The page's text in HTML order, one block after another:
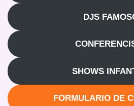
DJS
SHOWS
FORMULARIO DE